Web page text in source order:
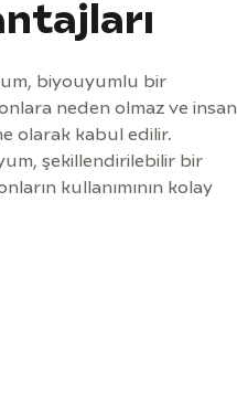
biyouyumlu bir
neden olmaz ve insan
olarak kabul edilir.
şekillendirilebilir bir
kullanımının kolay